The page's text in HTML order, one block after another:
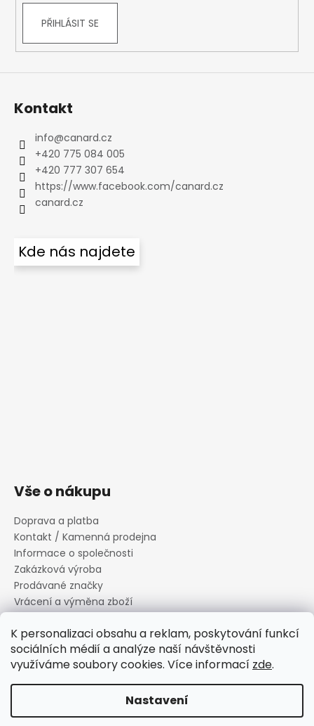
K personalizaci obsahu a reklam, poskytování funkcí
sociálních médií a analýze naší návštěvnosti
využíváme soubory cookies. Více informací zde.
Nastavení
PŘIHLÁSIT SE
Kontakt
info@canard.cz
+420 775 084 005
+420 777 307 654
https://www.facebook.com/canard.cz
canard.cz
Kde nás najdete
Vše o nákupu
Doprava a platba
Kontakt / Kamenná prodejna
Informace o společnosti
Zakázková výroba
Prodávané značky
Vrácení a výměna zboží
Informace o souborech cookies
Reklamační řád
Obchodní podmínky